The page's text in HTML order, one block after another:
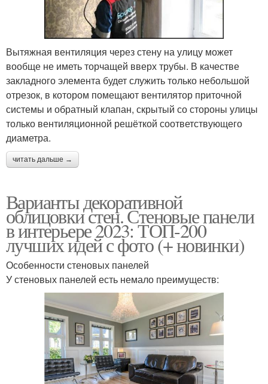
Вытяжная вентиляция через стену на улицу может
вообще не иметь торчащей вверх трубы. В качестве
закладного элемента будет служить только небольшой
отрезок, в котором помещают вентилятор приточной
системы и обратный клапан, скрытый со стороны улицы
только вентиляционной решёткой соответствующего
диаметра.
читать дальше →
Варианты декоративной
облицовки стен. Стеновые панели
в интерьере 2023: ТОП-200
лучших идей с фото (+ новинки)
Особенности стеновых панелей
У стеновых панелей есть немало преимуществ: